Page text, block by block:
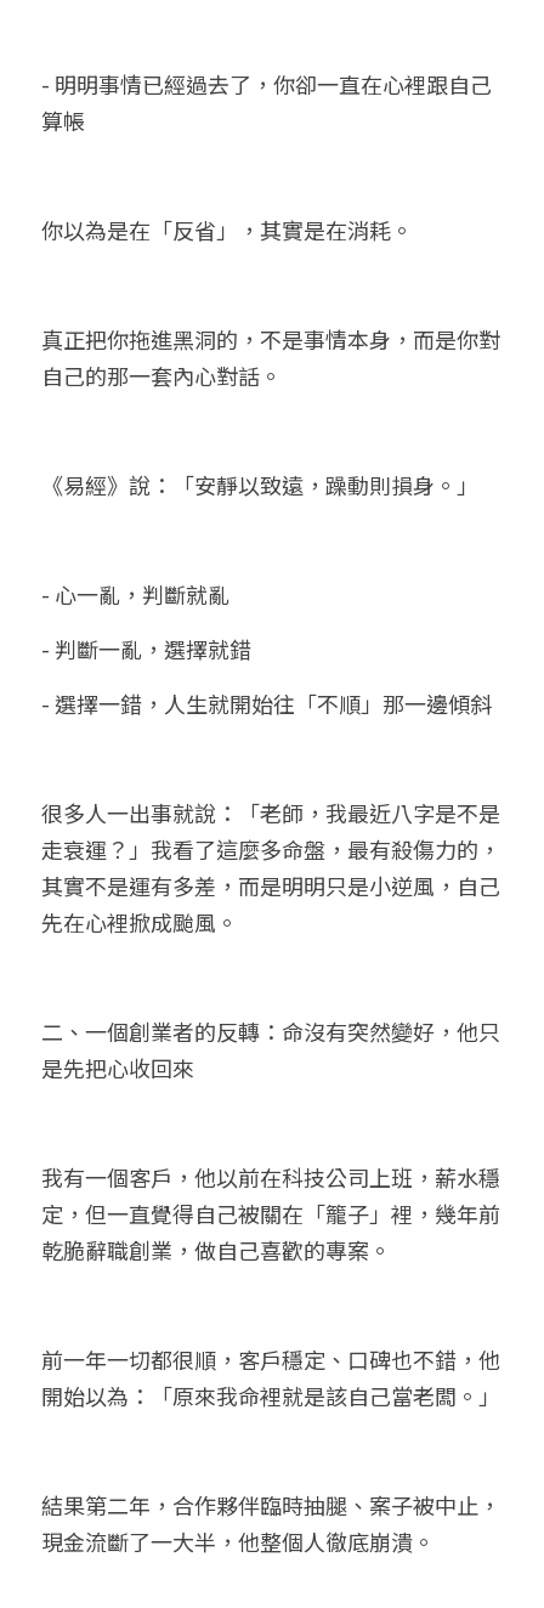
- 明明事情已經過去了，你卻一直在心裡跟自己
算帳
你以為是在「反省」，其實是在消耗。
真正把你拖進黑洞的，不是事情本身，而是你對
自己的那一套內心對話。
《易經》說：「安靜以致遠，躁動則損身。」
- 心一亂，判斷就亂
- 判斷一亂，選擇就錯
- 選擇一錯，人生就開始往「不順」那一邊傾斜
很多人一出事就說：「老師，我最近八字是不是
走衰運？」我看了這麼多命盤，最有殺傷力的，
其實不是運有多差，而是明明只是小逆風，自己
先在心裡掀成颱風。
二、一個創業者的反轉：命沒有突然變好，他只
是先把心收回來
我有一個客戶，他以前在科技公司上班，薪水穩
定，但一直覺得自己被關在「籠子」裡，幾年前
乾脆辭職創業，做自己喜歡的專案。
前一年一切都很順，客戶穩定、口碑也不錯，他
開始以為：「原來我命裡就是該自己當老闆。」
結果第二年，合作夥伴臨時抽腿、案子被中止，
現金流斷了一大半，他整個人徹底崩潰。